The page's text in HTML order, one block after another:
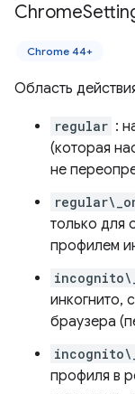
Chrome
Chrome 44+
Область
regular :
(которая
не
только для
профилем
инкогнито,
браузера
профиля в